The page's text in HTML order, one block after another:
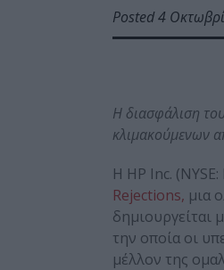
Posted 4
Η διασφάλιση
κλιμακούμενων
Η HP Inc.
Rejections, μια
δημιουργείται
την οποία οι
μέλλον της